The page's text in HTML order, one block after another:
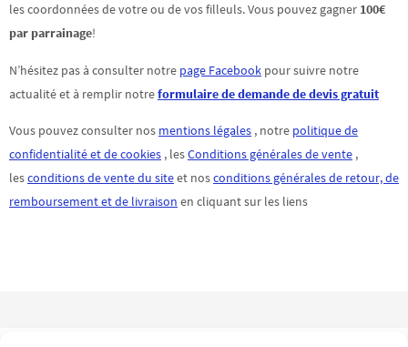
les coordonnées de votre ou de vos filleuls. Vous pouvez gagner 100€
par parrainage!
N’hésitez pas à consulter notre page Facebook pour suivre notre
actualité et à remplir notreformulaire de demande de devis gratuit
Vous pouvez consulter nos mentions légales , notre politique de
confidentialité et de cookies , lesConditions générales de vente ,
lesconditions de vente du siteet nosconditions générales de retour, de
remboursement et de livraison en cliquant sur les liens